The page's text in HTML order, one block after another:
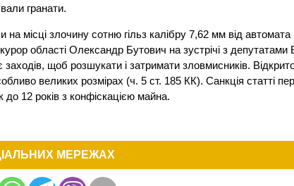
гранати.
на місці злочину сотню гільз калібру 7,62 мм від
області Олександр Бутович на зустрічі з депутатами
щоб розшукати і затримати зловмисників.
великих розмірах (ч. 5 ст. 185 КК). Санкція статті
до 12 років з конфіскацією майна.
МЕРЕЖАХ